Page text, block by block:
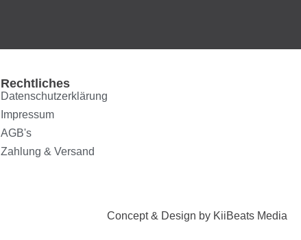
Rechtliches
Datenschutzerklärung
Impressum
AGB's
Zahlung & Versand
Concept & Design by KiiBeats Media